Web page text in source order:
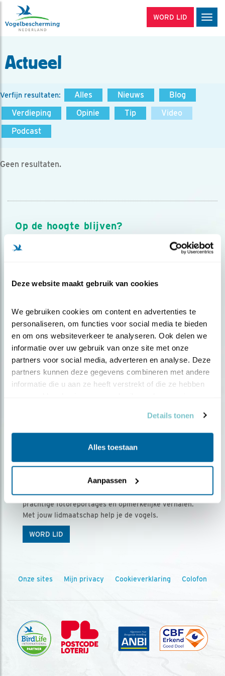
Deze website maakt gebruik van cookies
We gebruiken cookies om content en advertenties te
personaliseren, om functies voor social media te bieden
en om ons websiteverkeer te analyseren. Ook delen we
informatie over uw gebruik van onze site met onze
partners voor social media, adverteren en analyse. Deze
partners kunnen deze gegevens combineren met andere
informatie die u aan ze heeft verstrekt of die ze hebben
Details tonen
Alles toestaan
Aanpassen
WORD LID
Actueel
Verfijn resultaten: Alles Nieuws
Blog
Verdieping
Opinie Tip
Video
Podcast
Geen resultaten.
Op de hoogte blijven?
Meld je aan en ontvang nieuws, inspiratie, acties en tips
over vogels en activiteiten van Vogelbescherming.
Ontvang 5 x Vogels voor € 36,00 per jaar
Vogels is het tijdschrift voor onze leden, met
prachtige fotoreportages en opmerkelijke verhalen.
Met jouw lidmaatschap help je de vogels.
WORD LID
Onze sites Mijn privacy Cookieverklaring Colofon